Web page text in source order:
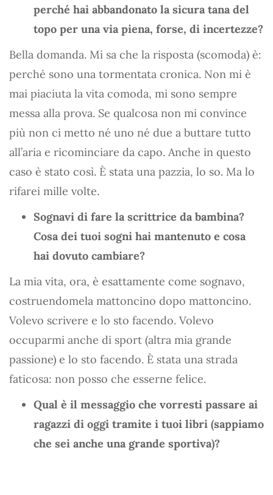
perché hai abbandonato la sicura tana del
topo per una via piena, forse, di incertezze?
Bella domanda. Mi sa che la risposta (scomoda) è:
perché sono una tormentata cronica. Non mi è
mai piaciuta la vita comoda, mi sono sempre
messa alla prova. Se qualcosa non mi convince
più non ci metto né uno né due a buttare tutto
all’aria e ricominciare da capo. Anche in questo
caso è stato così. È stata una pazzia, lo so. Ma lo
rifarei mille volte.
Sognavi di fare la scrittrice da bambina?
Cosa dei tuoi sogni hai mantenuto e cosa
hai dovuto cambiare?
La mia vita, ora, è esattamente come sognavo,
costruendomela mattoncino dopo mattoncino.
Volevo scrivere e lo sto facendo. Volevo
occuparmi anche di sport (altra mia grande
passione) e lo sto facendo. È stata una strada
faticosa: non posso che esserne felice.
Qual è il messaggio che vorresti passare ai
ragazzi di oggi tramite i tuoi libri (sappiamo
che sei anche una grande sportiva)?